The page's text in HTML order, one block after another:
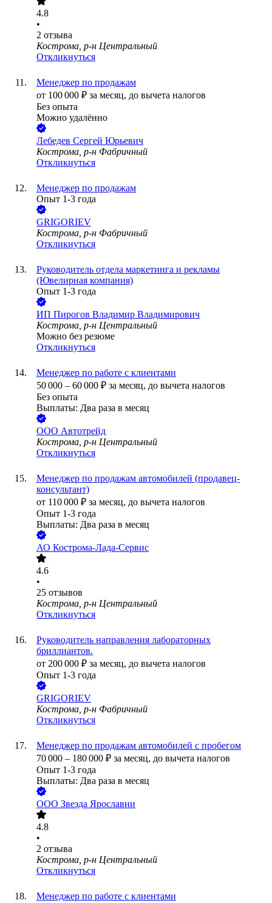
4.8
•
2 отзыва
Кострома, р-н Центральный
Откликнуться
Менеджер по продажам
от 100 000 ₽ за месяц, до вычета налогов
Без опыта
Можно удалённо
Лебедев Сергей Юрьевич
Кострома, р-н Фабричный
Откликнуться
Менеджер по продажам
Опыт 1-3 года
GRIGORIEV
Кострома, р-н Фабричный
Откликнуться
Руководитель отдела маркетинга и рекламы
(Ювелирная компания)
Опыт 1-3 года
ИП Пирогов Владимир Владимирович
Кострома, р-н Центральный
Можно без резюме
Откликнуться
Менеджер по работе с клиентами
50 000 – 60 000 ₽ за месяц, до вычета налогов
Без опыта
Выплаты: Два раза в месяц
ООО Автотрейд
Кострома, р-н Центральный
Откликнуться
Менеджер по продажам автомобилей (продавец-
консультант)
от 110 000 ₽ за месяц, до вычета налогов
Опыт 1-3 года
Выплаты: Два раза в месяц
АО Кострома-Лада-Сервис
4.6
•
25 отзывов
Кострома, р-н Центральный
Откликнуться
Руководитель направления лабораторных
бриллиантов.
от 200 000 ₽ за месяц, до вычета налогов
Опыт 1-3 года
GRIGORIEV
Кострома, р-н Фабричный
Откликнуться
Менеджер по продажам автомобилей с пробегом
70 000 – 180 000 ₽ за месяц, до вычета налогов
Опыт 1-3 года
Выплаты: Два раза в месяц
ООО Звезда Ярославии
4.8
•
2 отзыва
Кострома, р-н Центральный
Откликнуться
Менеджер по работе с клиентами